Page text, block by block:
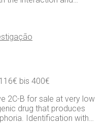
bis 400€
2C-B for sale at very low
drug that produces
Identification with…